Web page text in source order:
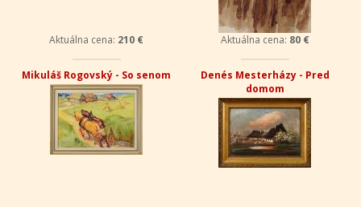
Aktuálna cena: 210 € Aktuálna cena: 80 €
Mikuláš Rogovský - So senom
Denés Mesterházy - Pred
domom